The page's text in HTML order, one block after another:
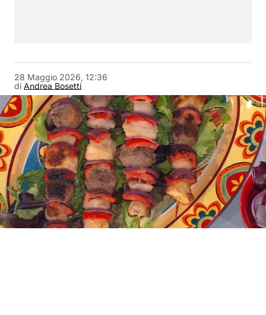
di Andrea Bosetti
28 Maggio 2026, 12:36